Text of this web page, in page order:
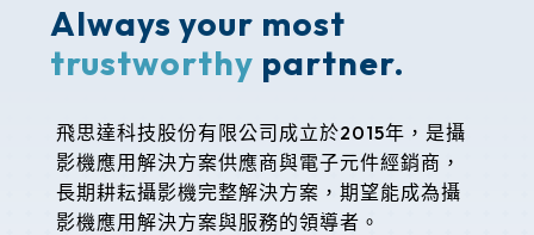
Alwaysyour most
trustworthy partner.
飛思達科技股份有限公司成立於2015年，是攝
影機應用解決方案供應商與電子元件經銷商，
長期耕耘攝影機完整解決方案，期望能成為攝
影機應用解決方案與服務的領導者。